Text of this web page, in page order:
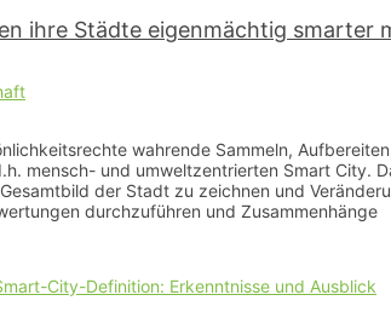
ihre Städte eigenmächtig smarter
wahrende Sammeln,
mensch- und umweltzentrierten Smart
der Stadt zu zeichnen und
durchzuführen und Zusammenhänge